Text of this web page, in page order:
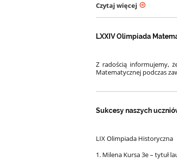
Czytaj więcej
LXXIV Olimpiada
Z radością informujemy,
Matematycznej podczas
Sukcesy naszych
LIX Olimpiada Historyczna
1. Milena Kursa 3e – tytuł